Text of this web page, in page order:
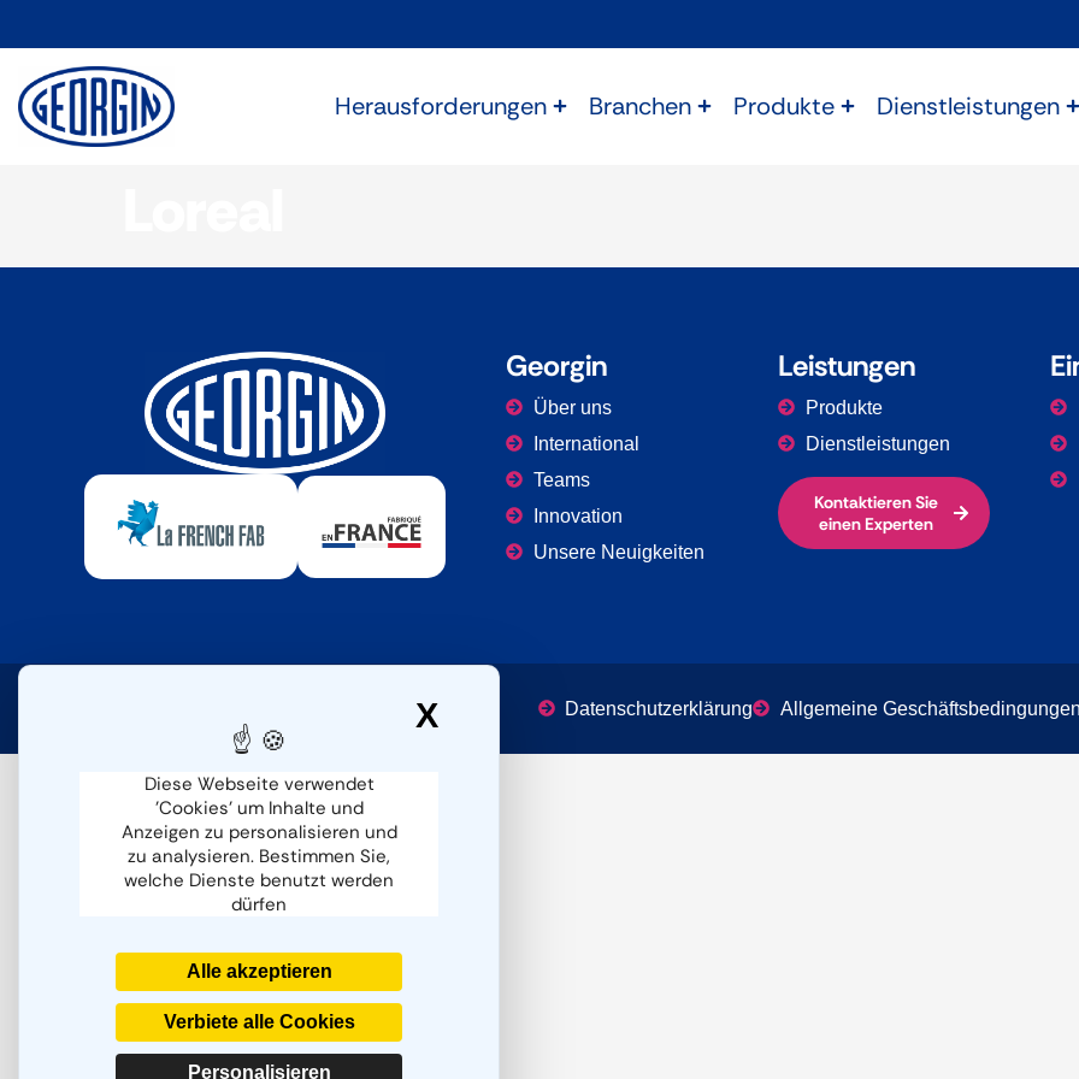
Diese Webseite verwendet
'Cookies' um Inhalte und
Anzeigen zu personalisieren und
zu analysieren. Bestimmen Sie,
welche Dienste benutzt werden
dürfen
Alle akzeptieren
Verbiete alle Cookies
Personalisieren
X Cookies-Banner ausblenden
Herausforderungen Branchen Produkte Dienstleistungen
Georgin
Über uns
International
Teams
Innovation
Unsere Neuigkeiten
Leistungen
Produkte
Dienstleistungen
Kontaktieren Sie
einen Experten
Datenschutzerklärung Allgemeine